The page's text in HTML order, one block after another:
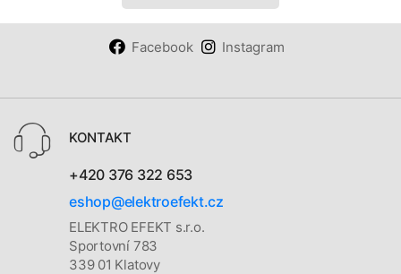
Facebook Instagram
KONTAKT
+420 376 322 653
eshop@elektroefekt.cz
ELEKTRO EFEKT s.r.o.
Sportovní 783
339 01 Klatovy